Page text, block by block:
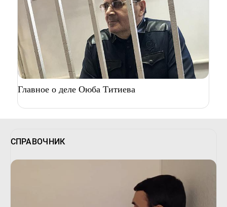
Главное о деле Оюба Титиева
СПРАВОЧНИК